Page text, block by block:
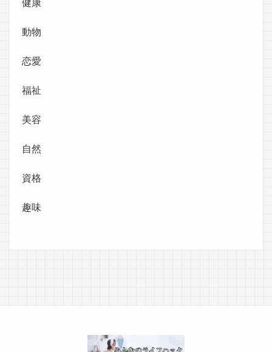
健康
動物
恋愛
福祉
美容
自然
資格
趣味